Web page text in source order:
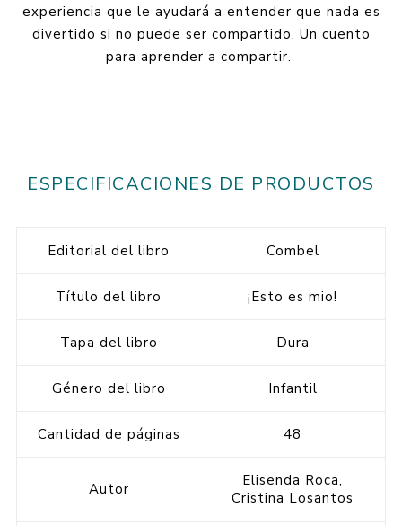
experiencia que le ayudará a entender que nada es
divertido si no puede ser compartido. Un cuento
para aprender a compartir.
ESPECIFICACIONES DE PRODUCTOS
Editorial del libro Combel
Título del libro ¡Esto es mio!
Tapa del libro Dura
Género del libro Infantil
Cantidad de páginas 48
Autor
Elisenda Roca,
Cristina Losantos